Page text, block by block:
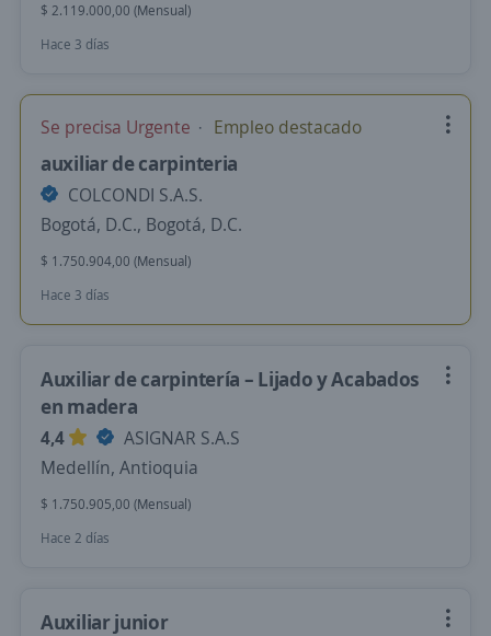
$ 2.119.000,00 (Mensual)
Hace 3 días
Se precisa Urgente Empleo destacado
auxiliar de carpinteria
COLCONDI S.A.S.
Bogotá, D.C., Bogotá, D.C.
$ 1.750.904,00 (Mensual)
Hace 3 días
Auxiliar de carpintería – Lijado y Acabados
en madera
4,4
ASIGNAR S.A.S
Medellín, Antioquia
$ 1.750.905,00 (Mensual)
Hace 2 días
Auxiliar junior